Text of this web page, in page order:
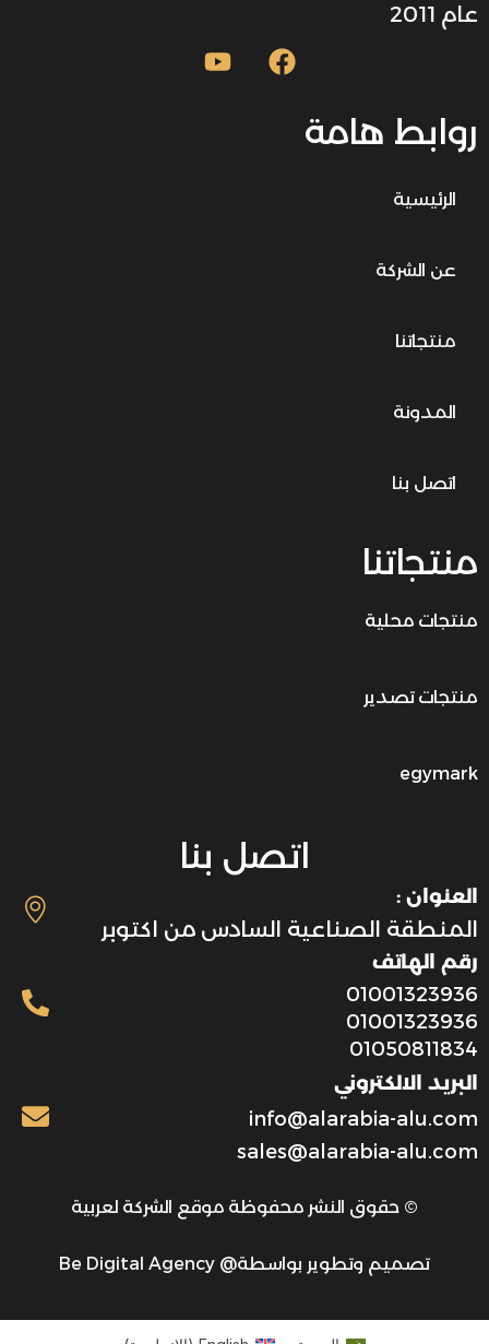
عام 2011
روابط هامة
الرئيسية
عن الشركة
منتجاتنا
المدونة
اتصل بنا
منتجاتنا
منتجات محلية
منتجات تصدير
egymark
اتصل بنا
العنوان :
المنطقة الصناعية السادس من اكتوبر
رقم الهاتف
01001323936
01001323936
01050811834
البريد الالكتروني
info@alarabia-alu.com
sales@alarabia-alu.com
© حقوق النشر محفوظة موقع الشركة لعربية
تصميم وتطوير بواسطة@ Be Digital Agency